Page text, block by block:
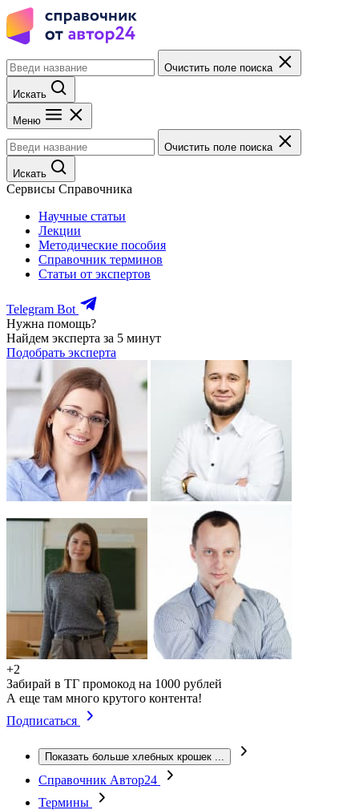
Очистить поле поиска
Искать
Меню
Очистить поле поиска
Искать
Сервисы Справочника
Научные статьи
Лекции
Методические пособия
Справочник терминов
Статьи от экспертов
Telegram Bot
Нужна помощь?
Найдем эксперта за 5 минут
Подобрать эксперта
+2
Забирай в ТГ промокод на 1000 рублей
А еще там много крутого контента!
Подписаться
Показать больше хлебных крошек ...
Справочник Автор24
Термины